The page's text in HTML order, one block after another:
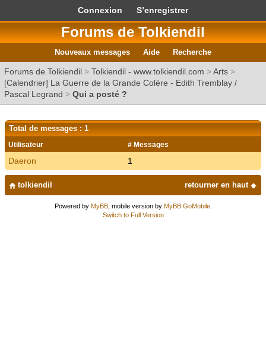
Connexion S’enregistrer
Forums de Tolkiendil
Nouveaux messages Aide Recherche
Forums de Tolkiendil > Tolkiendil - www.tolkiendil.com >Arts >
[Calendrier] La Guerre de la Grande Colère - Edith Tremblay /
Pascal Legrand > Qui a posté ?
Total de messages : 1
Utilisateur # Messages
Daeron 1
retourner en haut
tolkiendil
Powered by MyBB, mobile version by MyBB GoMobile.
Switch to Full Version